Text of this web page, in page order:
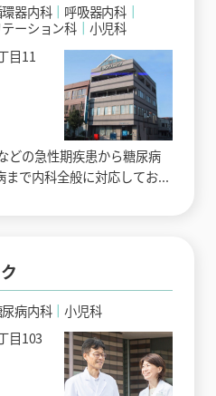
器内科
呼吸器内科
ーション科
小児科
目11
の急性期疾患から糖尿病
で内科全般に対応してお...
病内科
小児科
目103